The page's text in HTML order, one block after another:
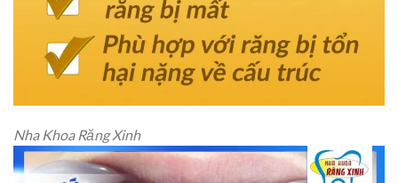
Nha Khoa Răng Xinh